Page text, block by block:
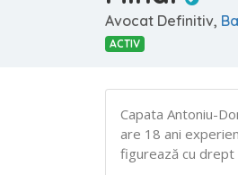
Avocat Definitiv,
ACTIV
Capata Antoniu-
are 18 ani
figurează cu